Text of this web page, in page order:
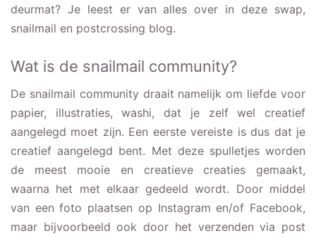
deurmat? Je leest er van alles over in deze swap,
snailmail en postcrossing blog.
Wat is de snailmail community?
De snailmail community draait namelijk om liefde voor
papier, illustraties, washi, dat je zelf wel creatief
aangelegd moet zijn. Een eerste vereiste is dus dat je
creatief aangelegd bent. Met deze spulletjes worden
de meest mooie en creatieve creaties gemaakt,
waarna het met elkaar gedeeld wordt. Door middel
van een foto plaatsen op Instagram en/of Facebook,
maar bijvoorbeeld ook door het verzenden via post